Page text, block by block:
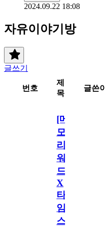
2024.09.22 18:08
자유이야기방
글쓰기
번호
제
목
글쓴이
[메
모
리
워
드
X
타
임
스